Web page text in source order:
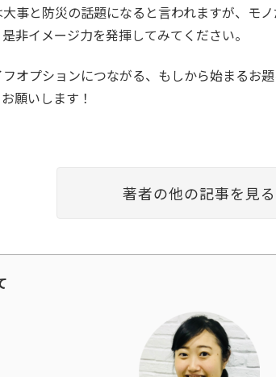
事と防災の話題になると言われますが、モ
非イメージ力を発揮してみてください。
オプションにつながる、もしから始まるお
願いします！
著者の他の記事を見る